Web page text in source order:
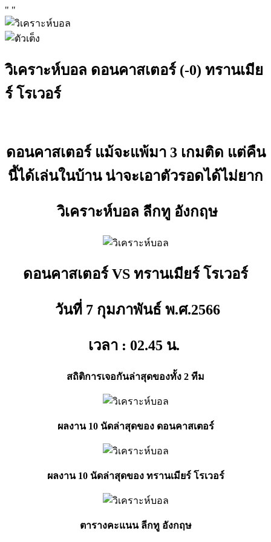
" "
วิเคราะห์บอล ดอนคาสเตอร์ (-0) ทรานเมีย
ร์ โรเวอร์
ดอนคาสเตอร์ แม้จะแพ้มา 3 เกมติด แต่คืน
นี้ได้เล่นในบ้าน น่าจะเอาตัวรอดได้ไม่ยาก
วิเคราะห์บอล ลีกทู อังกฤษ
ดอนคาสเตอร์ VS ทรานเมียร์ โรเวอร์
วันที่ 7 กุมภาพันธ์ พ.ศ.2566
เวลา : 02.45 น.
สถิติการเจอกันล่าสุดของทั้ง 2 ทีม
ผลงาน 10 นัดล่าสุดของ ดอนคาสเตอร์
ผลงาน 10 นัดล่าสุดของ ทรานเมียร์ โรเวอร์
ตารางคะแนน ลีกทู อังกฤษ